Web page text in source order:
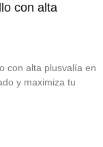
con alta
con alta plusvalía en
y maximiza tu